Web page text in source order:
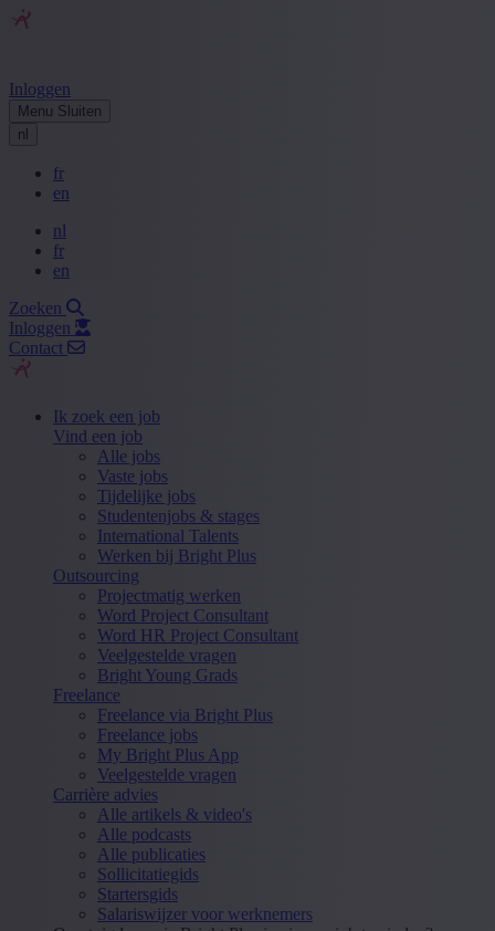
Inloggen
Menu Sluiten
nl
fr
en
nl
fr
en
Zoeken
Inloggen
Contact
Ik zoek een job
Vind een job
Alle jobs
Vaste jobs
Tijdelijke jobs
Studentenjobs & stages
International Talents
Werken bij Bright Plus
Outsourcing
Projectmatig werken
Word Project Consultant
Word HR Project Consultant
Veelgestelde vragen
Bright Young Grads
Freelance
Freelance via Bright Plus
Freelance jobs
My Bright Plus App
Veelgestelde vragen
Carrière advies
Alle artikels & video's
Alle podcasts
Alle publicaties
Sollicitatiegids
Startersgids
Salariswijzer voor werknemers